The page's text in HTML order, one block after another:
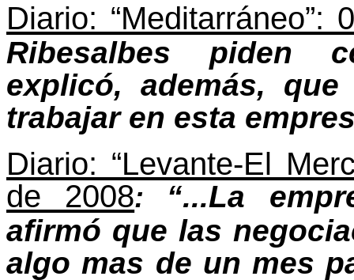
Diario: “Meditarráneo”:
Ribesalbes piden
explicó, además,
trabajar en esta
Diario: “Levante-El
de 2008: “...La
afirmó que las
algo mas de un mes